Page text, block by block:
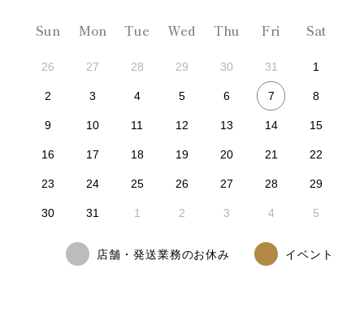
Sun Mon Tue Wed Thu Fri Sat
26 27 28 29 30 31 1
2 3 4 5 6 7 8
9 10 11 12 13 14 15
16 17 18 19 20 21 22
23 24 25 26 27 28 29
30 31 1 2 3 4 5
店舗・発送業務のお休み イベント